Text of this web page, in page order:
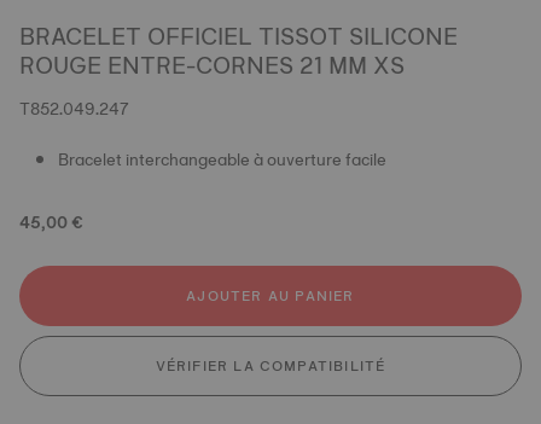
BRACELET OFFICIEL TISSOT SILICONE
ROUGE ENTRE-CORNES 21 MM XS
T852.049.247
Bracelet interchangeable à ouverture facile
45,00 €
AJOUTER AU PANIER
VÉRIFIER LA COMPATIBILITÉ